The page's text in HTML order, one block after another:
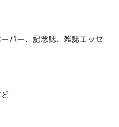
パー、記念誌、雑誌エッセ